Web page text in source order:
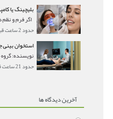
حدود 2 ساعت قبل
حدود 21 ساعت قبل
آخرین دیدگاه ها